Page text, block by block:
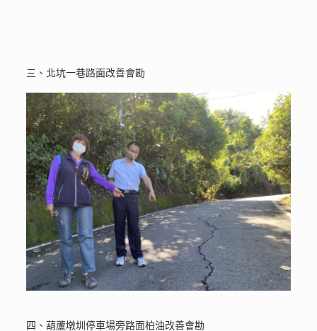
三、北坑一巷路面改善會勘
四、葫蘆墩圳停車場旁路面柏油改善會勘